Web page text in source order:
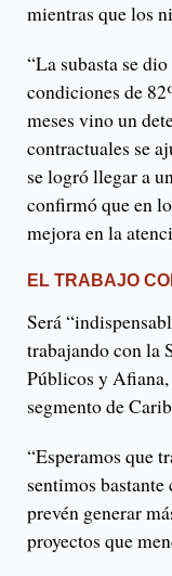
mientras que los
“La subasta se
condiciones de
meses vino un
contractuales se
se logró llegar a
confirmó que en
mejora en la
EL TRABAJO
Será
trabajando con la
Públicos y
segmento de
“Esperamos que
sentimos bastante
prevén generar
proyectos que